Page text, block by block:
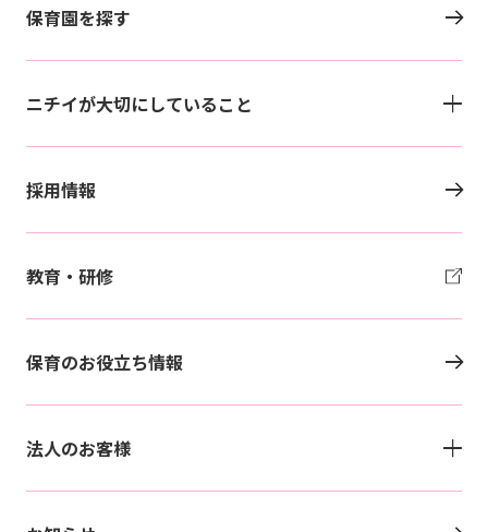
保育園を探す
ニチイが大切にしていること
採用情報
教育・研修
保育のお役立ち情報
法人のお客様